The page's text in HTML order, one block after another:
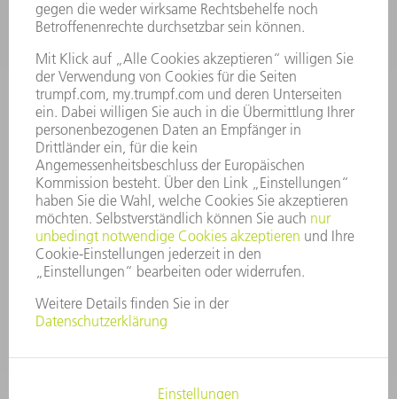
KARRIERE
STELLENANGEBOTE
VORSTAND
GESCHÄFTSBERICHT
UNTERNEHMENSGRUNDSÄTZE
COMPLIANCE
HINWEISGEBERSYSTEM
SECURITY
PRESSEMITTEILUNGEN
MAGAZINE
LIEFERANTEN
NACHHALTIGKEIT
UMWELT & KLIMA
SOZIALES & GESELLSCHAFT
UNTERNEHMENSFÜHRUNG